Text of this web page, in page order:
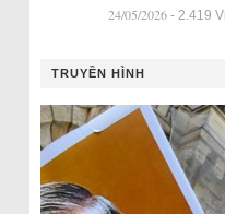
24/05/2026 - 2.419
TRUYỀN HÌNH